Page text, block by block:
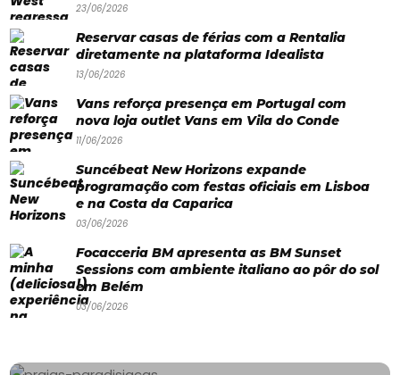
Restaurantes
Paradisíacas
Eventos
Água
Bronzeado
Quem
23/06/2026
Reservar casas de férias com a Rentalia
diretamente na plataforma Idealista
13/06/2026
Vans reforça presença em Portugal com
nova loja outlet Vans em Vila do Conde
11/06/2026
Suncébeat New Horizons expande
programação com festas oficiais em Lisboa
e na Costa da Caparica
03/06/2026
Focacceria BM apresenta as BM Sunset
Sessions com ambiente italiano ao pôr do sol
em Belém
03/06/2026